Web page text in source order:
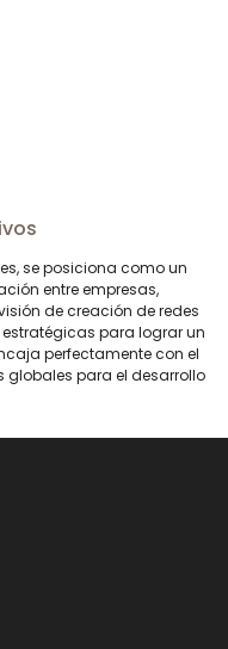
se posiciona como un
entre empresas,
de creación de redes
para lograr un
perfectamente con el
globales para el desarrollo